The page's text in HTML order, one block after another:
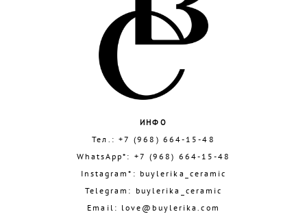
ИНФО
Тел.: +7 (968) 664-15-48
WhatsApp*: +7 (968) 664-15-48
Instagram*: buylerika_ceramic
Telegram: buylerika_ceramic
Email: love@buylerika.com